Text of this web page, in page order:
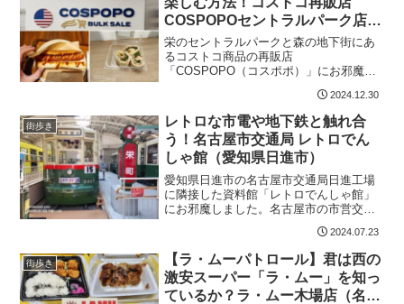
COSPOPOセントラルパーク店/
栄 森の地下街店
栄のセントラルパークと森の地下街にあ
るコストコ商品の再販店
「COSPOPO（コスポポ）」にお邪魔し
しやすいサイズで再販しています。セン
トラルパーク店にはイートインがあり、
ホットドッグ等を食べられます。
2024.12.30
街歩き
レトロな市電や地下鉄と触れ合
う！名古屋市交通局 レトロでん
しゃ館（愛知県日進市）
愛知県日進市の名古屋市交通局日進工場
に隣接した資料館「レトロでんしゃ館」
にお邪魔しました。名古屋市の市営交通
に路線網を張り巡らせていた市電の車両
や、地下鉄東山線の黄色い旧型車両の実
物が展示されています！
2024.07.23
街歩き
【ラ・ムーパトロール】君は西の
激安スーパー「ラ・ムー」を知っ
ているか？ラ・ムー木場店（名古